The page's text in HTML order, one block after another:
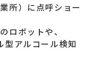
所）に点呼ショー
ロボットや、
アルコール検知